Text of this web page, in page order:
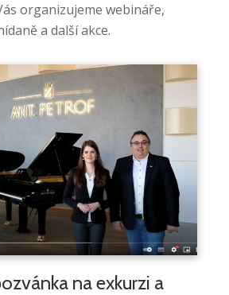
organizujeme webináře,
a další akce.
na exkurzi a